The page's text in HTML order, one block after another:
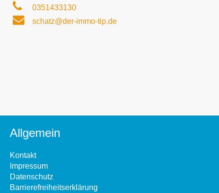
0351433130
schatz@der-immo-tip.de
Allgemein
Kontakt
Impressum
Datenschutz
Barrierefreiheitserklärung